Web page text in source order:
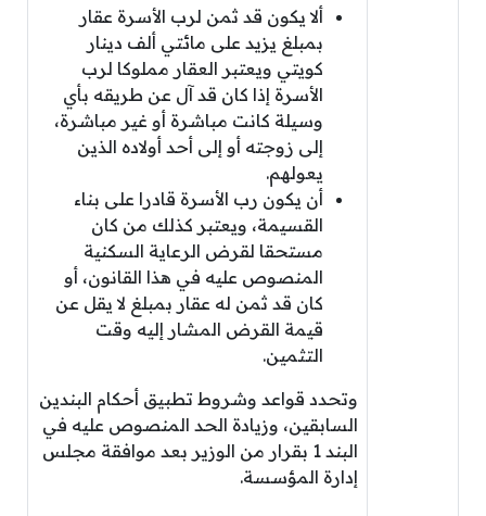
ألا يكون قد ثمن لرب الأسرة عقار
بمبلغ يزيد على مائتي ألف دينار
كويتي ويعتبر العقار مملوكا لرب
الأسرة إذا كان قد آل عن طريقه بأي
وسيلة كانت مباشرة أو غير مباشرة،
إلى زوجته أو إلى أحد أولاده الذين
يعولهم.
أن يكون رب الأسرة قادرا على بناء
القسيمة، ويعتبر كذلك من كان
مستحقا لقرض الرعاية السكنية
المنصوص عليه في هذا القانون، أو
كان قد ثمن له عقار بمبلغ لا يقل عن
قيمة القرض المشار إليه وقت
التثمين.
وتحدد قواعد وشروط تطبيق أحكام البندين
السابقين، وزيادة الحد المنصوص عليه في
البند 1 بقرار من الوزير بعد موافقة مجلس
إدارة المؤسسة.